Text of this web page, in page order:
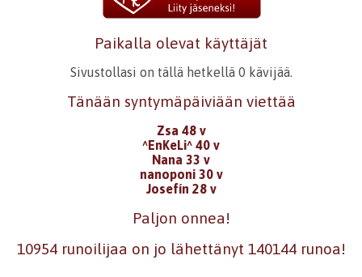
Paikalla olevat käyttäjät
Sivustollasi on tällä hetkellä 0 kävijää.
Tänään syntymäpäiviään viettää
Zsa 48 v
^EnKeLi^ 40 v
Nana 33 v
nanoponi 30 v
Josefín 28 v
Paljon onnea!
10954 runoilijaa on jo lähettänyt 140144 runoa!